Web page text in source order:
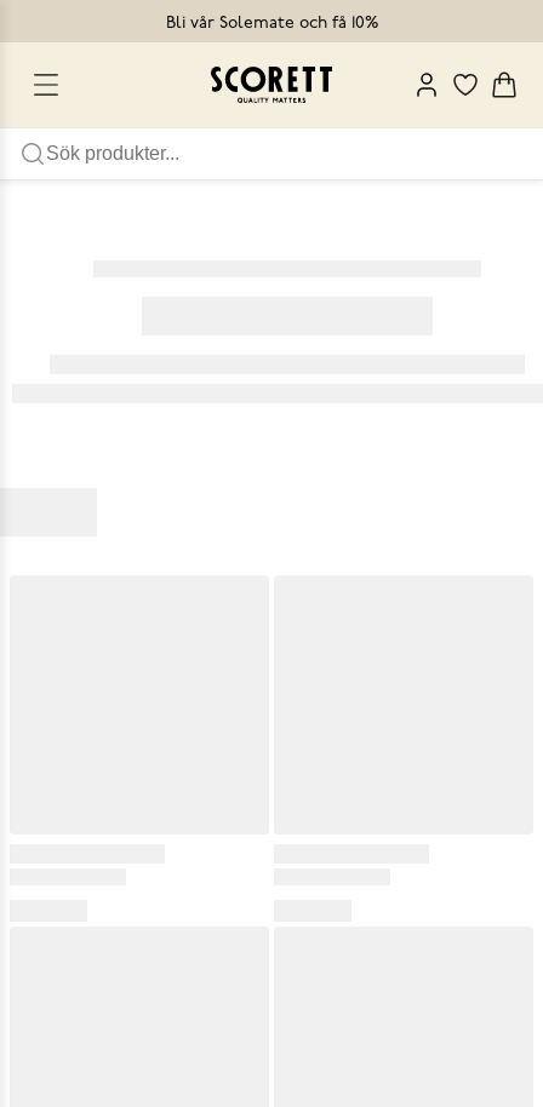
Bli vår Solemate och få 10%